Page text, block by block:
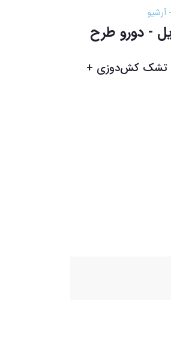
- دورو طرح
+ رویه تشک ‌کش‌دوزی +